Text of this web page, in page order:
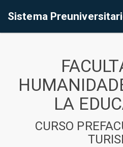
Sistema
LA
CURSO